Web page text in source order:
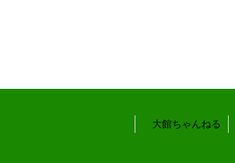
大館ちゃんねる